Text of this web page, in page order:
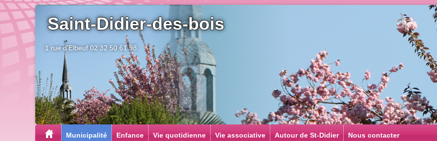
Saint-Didier-des-bois
1 rue d'Elbeuf 02 32 50 61 98
Municipalité Enfance Vie quotidienne Vie associative Autour de St-Didier Nous contacter